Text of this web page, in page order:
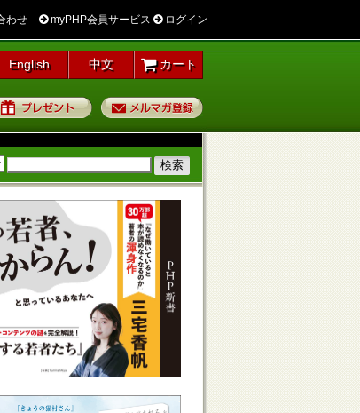
わせ myPHP会員サービス ログイン
English 中文 カート
プレゼント